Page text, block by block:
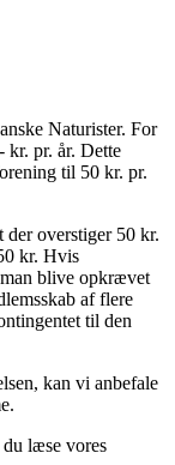
Naturister. For
kr. pr. år. Dette
til 50 kr. pr.
overstiger 50 kr.
kr. Hvis
blive opkrævet
af flere
til den
kan vi anbefale
læse vores